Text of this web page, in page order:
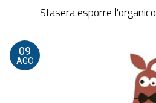
Stasera esporre l'organico
09
AGO